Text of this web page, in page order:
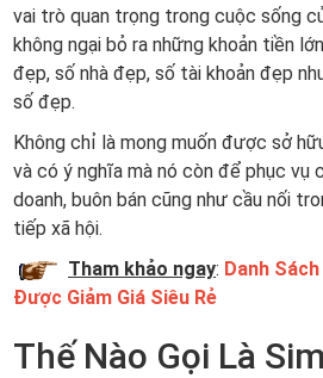
vai trò quan trọng trong cuộc sống
không ngại bỏ ra những khoản tiền
đẹp, số nhà đẹp, số tài khoản đẹp
số đẹp.
Không chỉ là mong muốn được sở
và có ý nghĩa mà nó còn để phục vụ
doanh, buôn bán cũng như cầu nối
tiếp xã hội.
Tham khảo ngay: Danh
Được Giảm Giá Siêu Rẻ
Thế Nào Gọi Là